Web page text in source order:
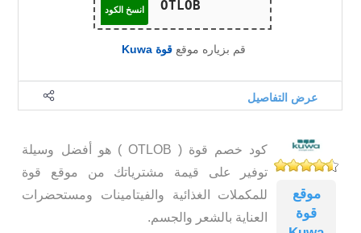
انسخ الكود
قم بزياره موقع قوة Kuwa
عرض التفاصيل
موقع
قوة
كود خصم قوة ( OTLOB ) هو أفضل وسيلة
توفير على قيمة مشترياتك من موقع قوة
للمكملات الغذائية والفيتامينات ومستحضرات
العناية بالشعر والجسم.